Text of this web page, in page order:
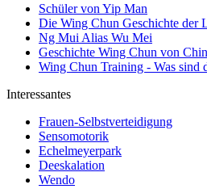
Schüler von Yip Man
Die Wing Chun Geschichte der
Ng Mui Alias Wu Mei
Geschichte Wing Chun von
Wing Chun Training - Was sind
Interessantes
Frauen-Selbstverteidigung
Sensomotorik
Echelmeyerpark
Deeskalation
Wendo